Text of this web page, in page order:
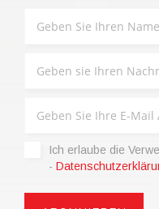
Ich erlaube die
-